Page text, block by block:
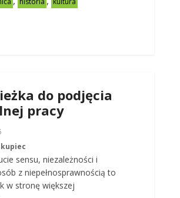
do podjęcia
pracy
sensu, niezależności i
z niepełnosprawnością to
w stronę większej